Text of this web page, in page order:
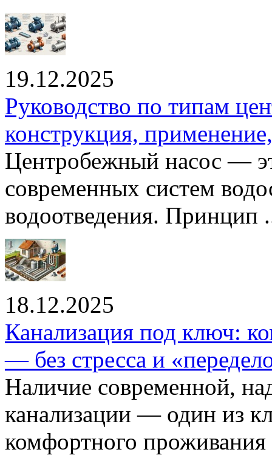
19.12.2025
Руководство по типам
конструкция,
Центробежный насос —
современных систем
водоотведения. Принцип
18.12.2025
Канализация под ключ:
— без стресса и
Наличие современной,
канализации — один из
комфортного проживания